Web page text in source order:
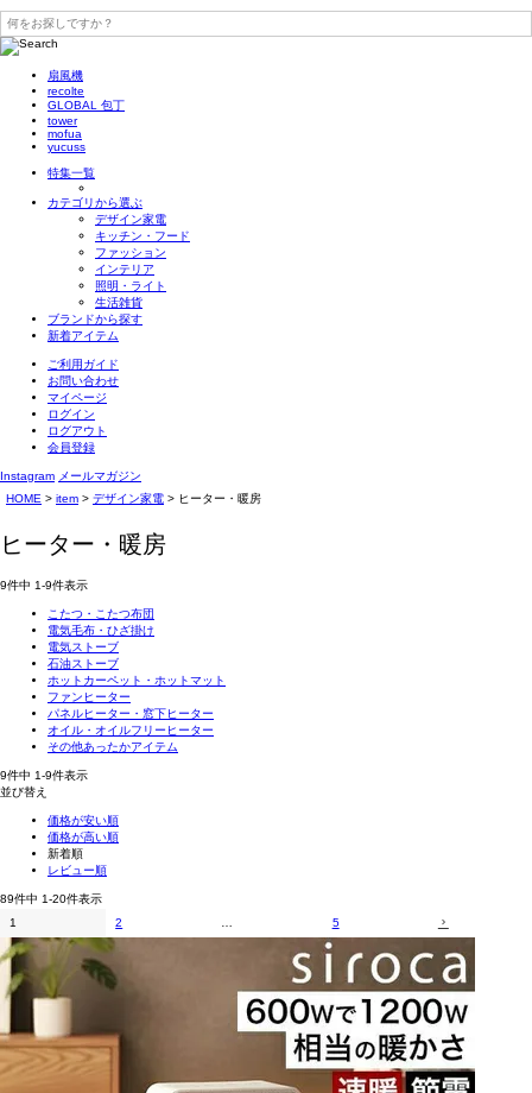
扇風機
recolte
GLOBAL 包丁
tower
mofua
yucuss
特集一覧
カテゴリから選ぶ
デザイン家電
キッチン・フード
ファッション
インテリア
照明・ライト
生活雑貨
ブランドから探す
新着アイテム
ご利用ガイド
お問い合わせ
マイページ
ログイン
ログアウト
会員登録
Instagram メールマガジン
HOME
item デザイン家電 ヒーター・暖房
ヒーター・暖房
9件中 1-9件表示
こたつ・こたつ布団
電気毛布・ひざ掛け
電気ストーブ
石油ストーブ
ホットカーペット・ホットマット
ファンヒーター
パネルヒーター・窓下ヒーター
オイル・オイルフリーヒーター
その他あったかアイテム
9件中 1-9件表示
並び替え
価格が安い順
価格が高い順
新着順
レビュー順
89件中 1-20件表示
1
2 5